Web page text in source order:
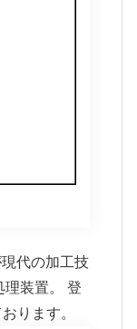
代の加工技
理装置。 登
ります。